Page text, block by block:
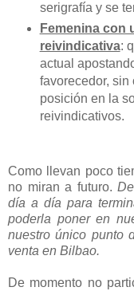
serigrafía y se
Femenina con
reivindicativa:
actual
favorecedor, sin
posición en la
reivindicativos.
Como llevan poco
no miran a futuro.
día a día para
poderla poner en
nuestro único punto
venta en Bilbao.
De momento no